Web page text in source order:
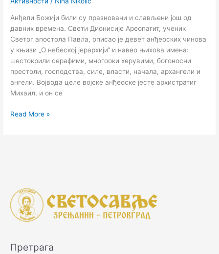
Анђели Божији били су празновани и слављени још од
давних времена. Свети Дионисије Ареопагит, ученик
Светог апостола Павла, описао је девет анђеоских чинова
у књизи „О небеској јерархији“ и навео њихова имена:
шестокрили серафими, многооки херувими, богоносни
престоли, господства, силе, власти, начала, архангели и
ангели. Војвода целе војске анђеоске јесте архистратиг
Михаил, и он се
Read More »
Претрага